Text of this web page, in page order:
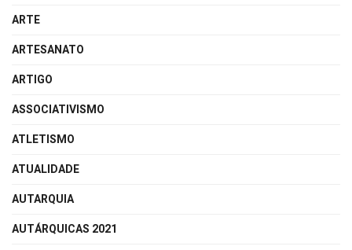
ARTE
ARTESANATO
ARTIGO
ASSOCIATIVISMO
ATLETISMO
ATUALIDADE
AUTARQUIA
AUTÁRQUICAS 2021